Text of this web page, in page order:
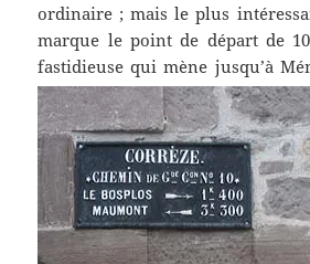
ordinaire ; mais le plus
marque le point de départ de
fastidieuse qui mène jusqu’à